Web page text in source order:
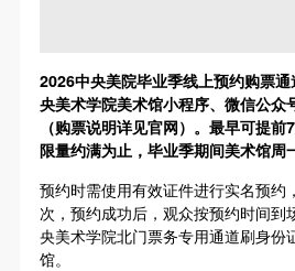
2026中央美院毕业季线上预约购票
央美术学院美术馆小程序、微信公众
（购票说明详见官网）。最早可提
限量约满为止，毕业季期间美术馆周
预约时需使用有效证件进行实名预约
次，预约成功后，观众按预约时间到
央美术学院北门票务专用通道刷身份
馆。